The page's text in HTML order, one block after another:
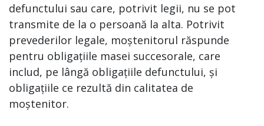
defunctului sau care, potrivit legii, nu se pot
transmite de la o persoană la alta. Potrivit
prevederilor legale, moștenitorul răspunde
pentru obligațiile masei succesorale, care
includ, pe lângă obligațiile defunctului, și
obligațiile ce rezultă din calitatea de
moștenitor.